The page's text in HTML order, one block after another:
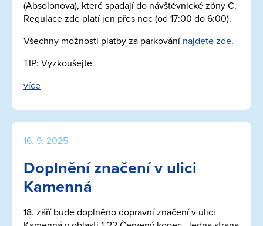
(Absolonova), které spadají do návštěvnické zóny C.
Regulace zde platí jen přes noc (od 17:00 do 6:00).
Všechny možnosti platby za parkování najdete zde.
TIP: Vyzkoušejte
více
16. 9. 2025
Doplnění značení v ulici
Kamenná
18. září bude doplněno dopravní značení v ulici